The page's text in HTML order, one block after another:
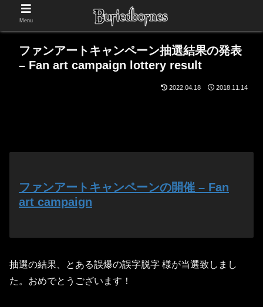
ファンアートキャンペーン抽選結果の発表
– Fan art campaign lottery result
2022.04.18 2018.11.14
ファンアートキャンペーンの開催 – Fan
art campaign
抽選の結果、とある誤爆の誤字脱字 様が当選致しまし
た。おめでとうございます！
Menu